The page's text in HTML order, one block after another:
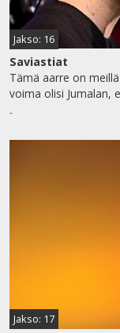
Jakso: 16
Saviastiat
Tämä aarre on
voima olisi Jumalan,
-
Jakso: 17